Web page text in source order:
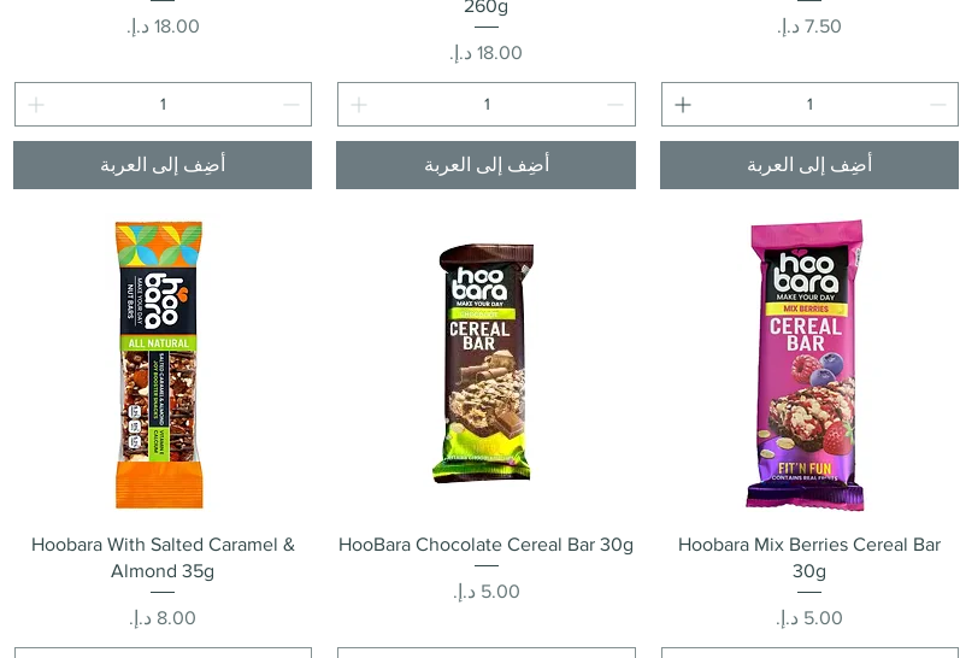
السعر
أضِف إلى العربة
260g
السعر
أضِف إلى العربة
السعر
أضِف إلى العربة
العرض السريع
Hoobara Mix Berries Cereal Bar
30g
السعر
العرض السريع
HooBara Chocolate Cereal Bar 30g
السعر
العرض السريع
Hoobara With Salted Caramel &
Almond 35g
السعر